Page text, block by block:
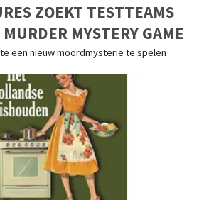
ZOEKT TESTTEAMS
MYSTERY GAME
een nieuw moordmysterie te spelen